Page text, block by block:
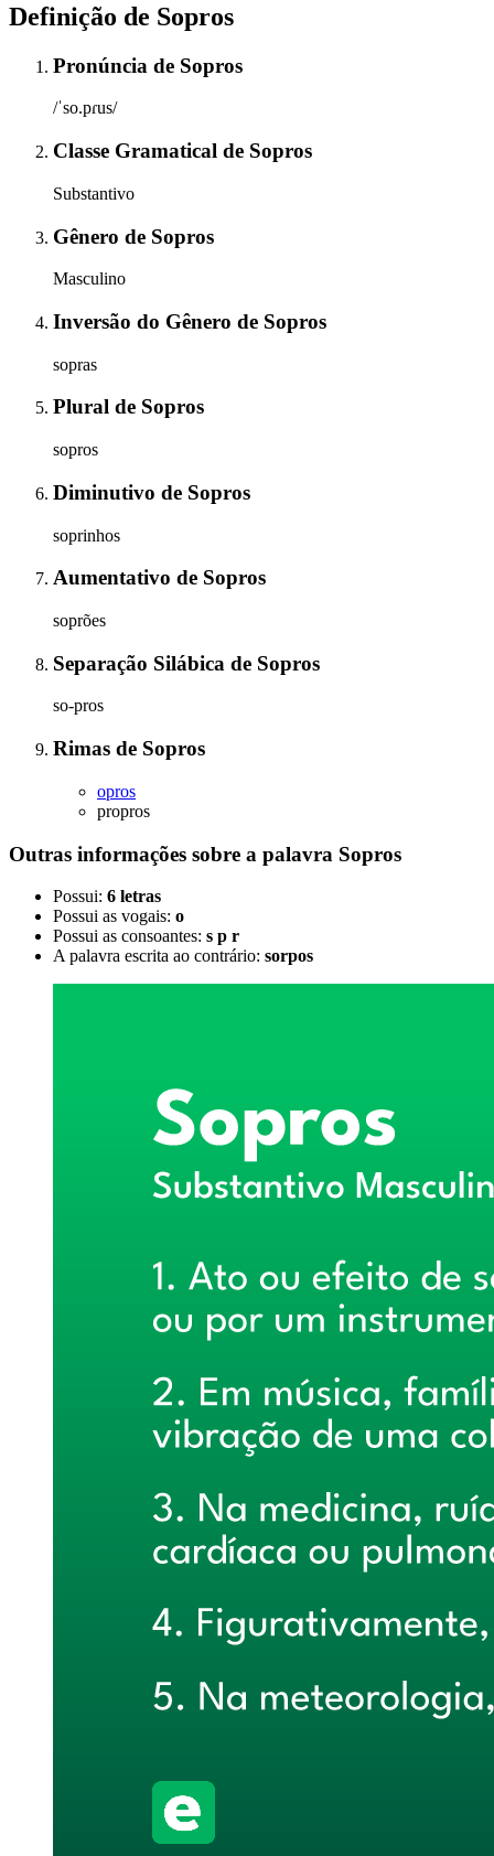
Definição de Sopros
Pronúncia de Sopros
/ˈso.pɾus/
Classe Gramatical de Sopros
Substantivo
Gênero de Sopros
Masculino
Inversão do Gênero de Sopros
sopras
Plural de Sopros
sopros
Diminutivo de Sopros
soprinhos
Aumentativo de Sopros
soprões
Separação Silábica de Sopros
so-pros
Rimas de Sopros
opros
propros
Outras informações sobre a palavra Sopros
Possui: 6 letras
Possui as vogais: o
Possui as consoantes: s p r
A palavra escrita ao contrário: sorpos